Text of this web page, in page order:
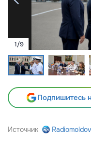
1/9
Подпишитесь
Источник